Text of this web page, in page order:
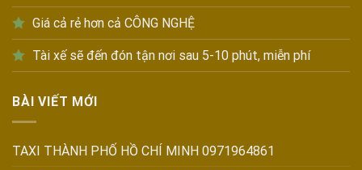
Giá cả rẻ hơn cả CÔNG NGHỆ
Tài xế sẽ đến đón tận nơi sau 5-10 phút, miễn phí
BÀI VIẾT MỚI
TAXI THÀNH PHỐ HỒ CHÍ MINH 0971964861